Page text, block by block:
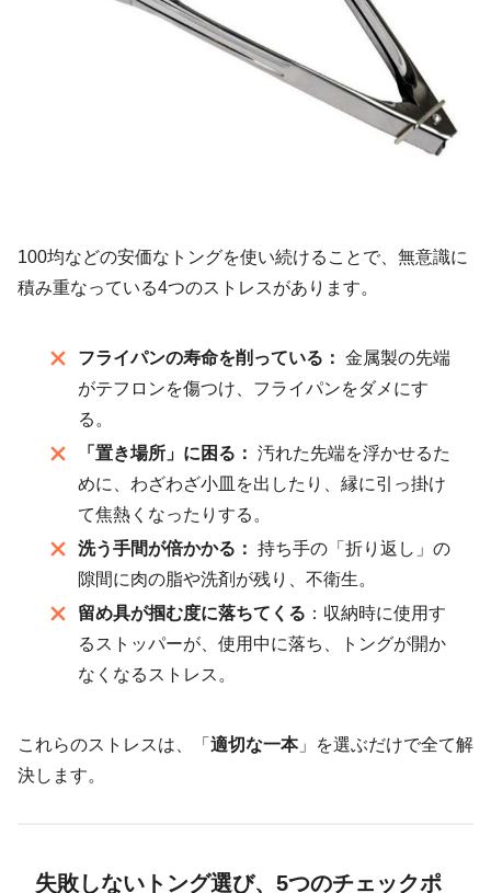
100均などの安価なトングを使い続けることで、無意識に
積み重なっている4つのストレスがあります。
フライパンの寿命を削っている： 金属製の先端
がテフロンを傷つけ、フライパンをダメにす
る。
「置き場所」に困る： 汚れた先端を浮かせるた
めに、わざわざ小皿を出したり、縁に引っ掛け
て焦熱くなったりする。
洗う手間が倍かかる： 持ち手の「折り返し」の
隙間に肉の脂や洗剤が残り、不衛生。
留め具が掴む度に落ちてくる ：収納時に使用す
るストッパーが、使用中に落ち、トングが開か
なくなるストレス。
これらのストレスは、「 適切な一本」を選ぶだけで全て解
決します。
失敗しないトング選び、5つのチェックポ